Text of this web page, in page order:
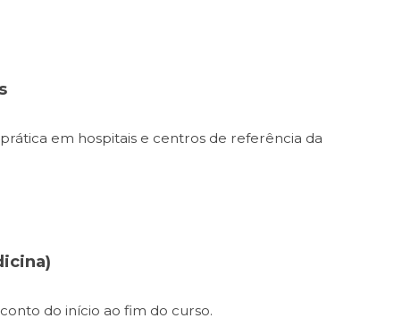
em hospitais e centros de referência da
do início ao fim do curso.